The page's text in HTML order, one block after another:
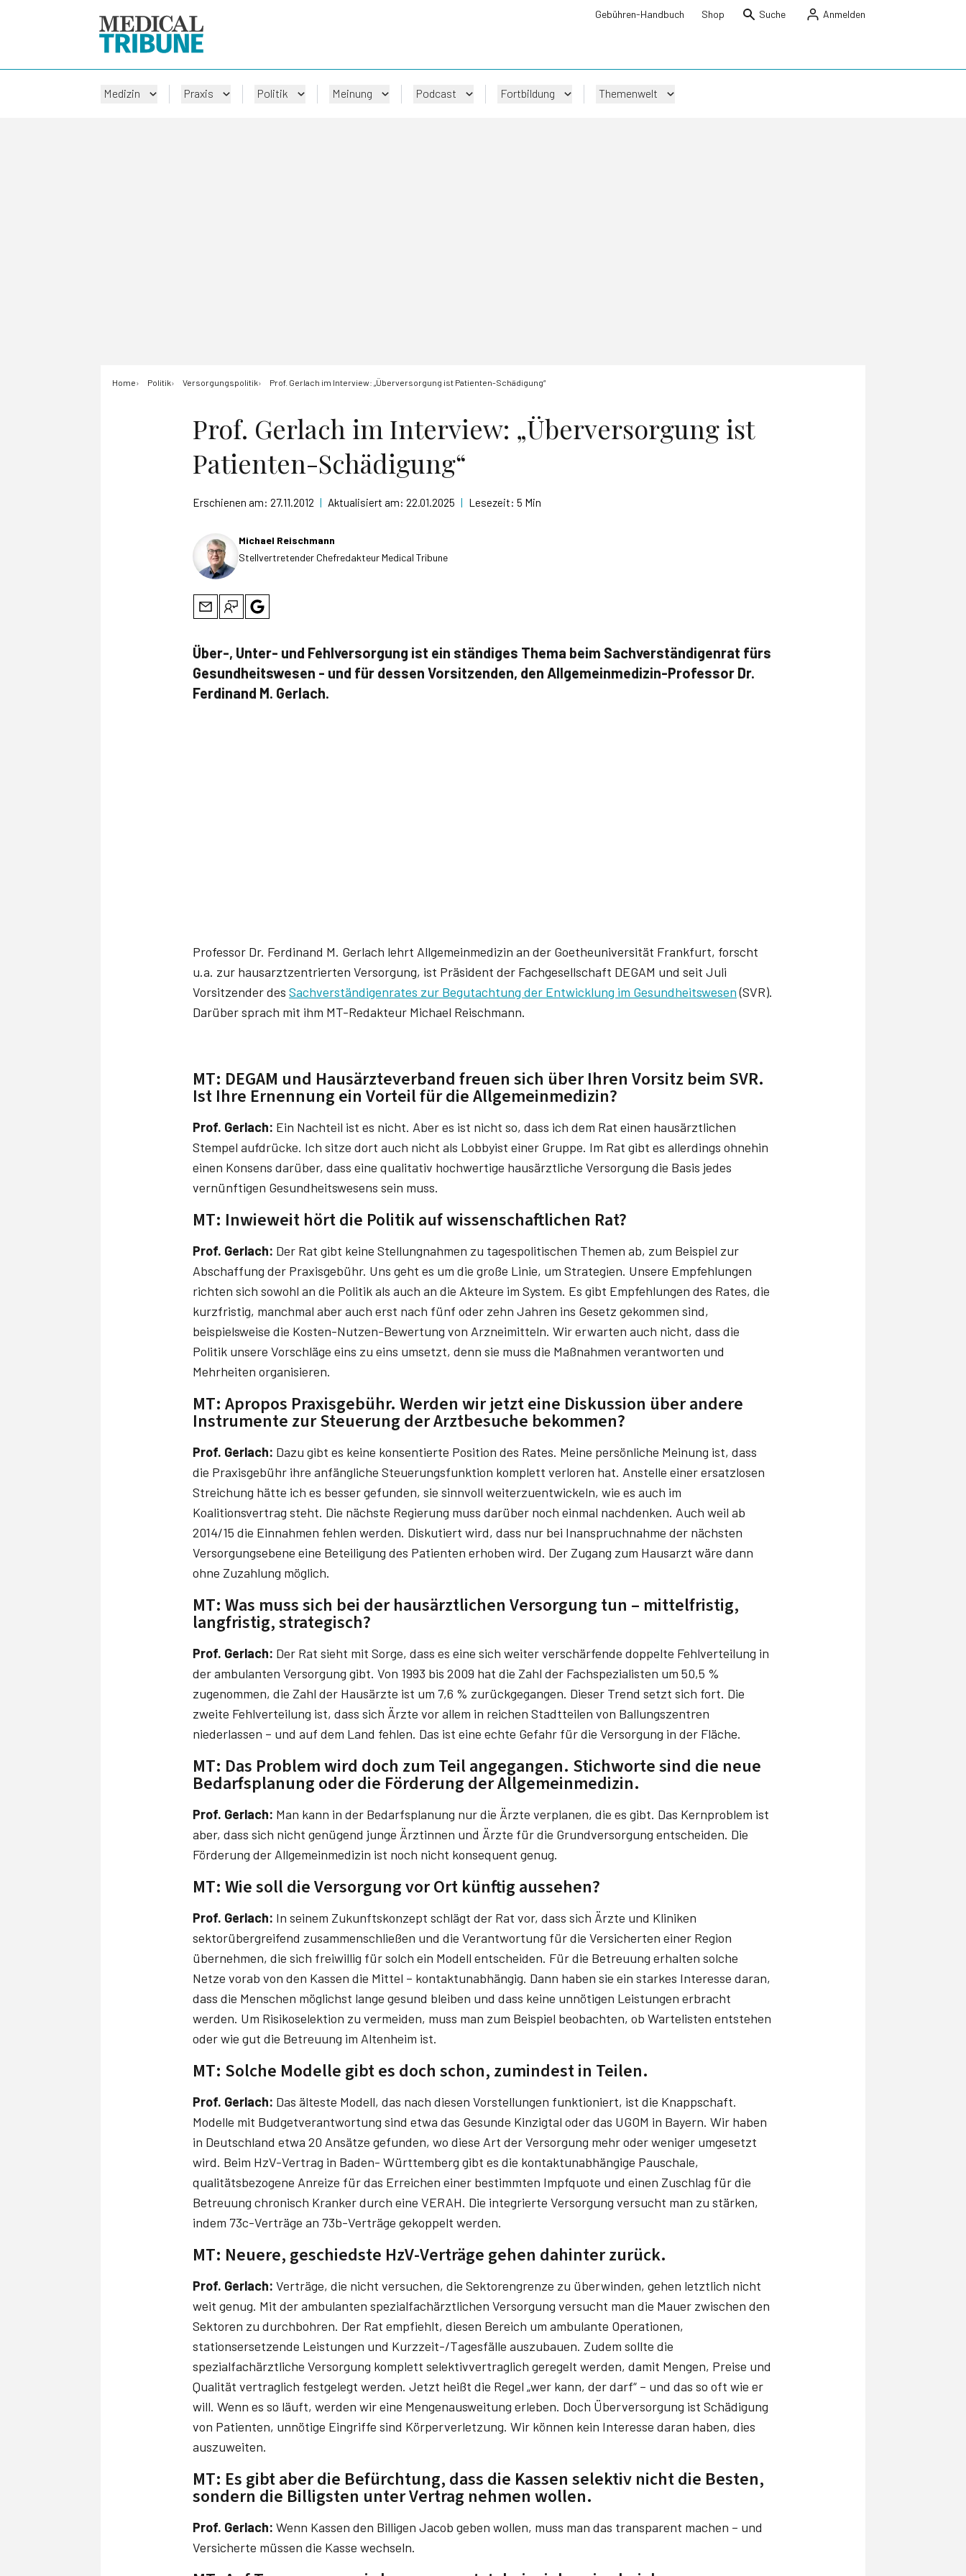
Gebühren-Handbuch Shop Suche Anmelden
Medizin Praxis Politik Meinung Podcast Fortbildung Themenwelt
Home Politik Versorgungspolitik Prof. Gerlach im Interview: „Überversorgung ist Patienten-Schädigung“
Prof. Gerlach im Interview: „Überversorgung ist
Patienten-Schädigung“
Erschienen am: 27.11.2012 | Aktualisiert am: 22.01.2025 | Lesezeit: 5 Min
Michael Reischmann
Stellvertretender Chefredakteur Medical Tribune
Über-, Unter- und Fehlversorgung ist ein ständiges Thema beim Sachverständigenrat fürs
Gesundheitswesen - und für dessen Vorsitzenden, den Allgemeinmedizin-Professor Dr.
Ferdinand M. Gerlach.
Professor Dr. Ferdinand M. Gerlach lehrt Allgemeinmedizin an der Goetheuniversität Frankfurt, forscht
u.a. zur hausarztzentrierten Versorgung, ist Präsident der Fachgesellschaft DEGAM und seit Juli
Vorsitzender des Sachverständigenrates zur Begutachtung der Entwicklung im Gesundheitswesen(SVR).
Darüber sprach mit ihm MT-Redakteur Michael Reischmann.
MT: DEGAM und Hausärzteverband freuen sich über Ihren Vorsitz beim SVR.
Ist Ihre Ernennung ein Vorteil für die Allgemeinmedizin?
Prof. Gerlach: Ein Nachteil ist es nicht. Aber es ist nicht so, dass ich dem Rat einen hausärztlichen
Stempel aufdrücke. Ich sitze dort auch nicht als Lobbyist einer Gruppe. Im Rat gibt es allerdings ohnehin
einen Konsens darüber, dass eine qualitativ hochwertige hausärztliche Versorgung die Basis jedes
vernünftigen Gesundheitswesens sein muss.
MT: Inwieweit hört die Politik auf wissenschaftlichen Rat?
Prof. Gerlach: Der Rat gibt keine Stellungnahmen zu tagespolitischen Themen ab, zum Beispiel zur
Abschaffung der Praxisgebühr. Uns geht es um die große Linie, um Strategien. Unsere Empfehlungen
richten sich sowohl an die Politik als auch an die Akteure im System. Es gibt Empfehlungen des Rates, die
kurzfristig, manchmal aber auch erst nach fünf oder zehn Jahren ins Gesetz gekommen sind,
beispielsweise die Kosten-Nutzen-Bewertung von Arzneimitteln. Wir erwarten auch nicht, dass die
Politik unsere Vorschläge eins zu eins umsetzt, denn sie muss die Maßnahmen verantworten und
Mehrheiten organisieren.
MT: Apropos Praxisgebühr. Werden wir jetzt eine Diskussion über andere
Instrumente zur Steuerung der Arztbesuche bekommen?
Prof. Gerlach: Dazu gibt es keine konsentierte Position des Rates. Meine persönliche Meinung ist, dass
die Praxisgebühr ihre anfängliche Steuerungsfunktion komplett verloren hat. Anstelle einer ersatzlosen
Streichung hätte ich es besser gefunden, sie sinnvoll weiterzuentwickeln, wie es auch im
Koalitionsvertrag steht. Die nächste Regierung muss darüber noch einmal nachdenken. Auch weil ab
2014/15 die Einnahmen fehlen werden. Diskutiert wird, dass nur bei Inanspruchnahme der nächsten
Versorgungsebene eine Beteiligung des Patienten erhoben wird. Der Zugang zum Hausarzt wäre dann
ohne Zuzahlung möglich.
MT: Was muss sich bei der hausärztlichen Versorgung tun – mittelfristig,
langfristig, strategisch?
Prof. Gerlach: Der Rat sieht mit Sorge, dass es eine sich weiter verschärfende doppelte Fehlverteilung in
der ambulanten Versorgung gibt. Von 1993 bis 2009 hat die Zahl der Fachspezialisten um 50,5 %
zugenommen, die Zahl der Hausärzte ist um 7,6 % zurückgegangen. Dieser Trend setzt sich fort. Die
zweite Fehlverteilung ist, dass sich Ärzte vor allem in reichen Stadtteilen von Ballungszentren
niederlassen – und auf dem Land fehlen. Das ist eine echte Gefahr für die Versorgung in der Fläche.
MT: Das Problem wird doch zum Teil angegangen. Stichworte sind die neue
Bedarfsplanung oder die Förderung der Allgemeinmedizin.
Prof. Gerlach: Man kann in der Bedarfsplanung nur die Ärzte verplanen, die es gibt. Das Kernproblem ist
aber, dass sich nicht genügend junge Ärztinnen und Ärzte für die Grundversorgung entscheiden. Die
Förderung der Allgemeinmedizin ist noch nicht konsequent genug.
MT: Wie soll die Versorgung vor Ort künftig aussehen?
Prof. Gerlach: In seinem Zukunftskonzept schlägt der Rat vor, dass sich Ärzte und Kliniken
sektorübergreifend zusammenschließen und die Verantwortung für die Versicherten einer Region
übernehmen, die sich freiwillig für solch ein Modell entscheiden. Für die Betreuung erhalten solche
Netze vorab von den Kassen die Mittel – kontaktunabhängig. Dann haben sie ein starkes Interesse daran,
dass die Menschen möglichst lange gesund bleiben und dass keine unnötigen Leistungen erbracht
werden. Um Risikoselektion zu vermeiden, muss man zum Beispiel beobachten, ob Wartelisten entstehen
oder wie gut die Betreuung im Altenheim ist.
MT: Solche Modelle gibt es doch schon, zumindest in Teilen.
Prof. Gerlach: Das älteste Modell, das nach diesen Vorstellungen funktioniert, ist die Knappschaft.
Modelle mit Budgetverantwortung sind etwa das Gesunde Kinzigtal oder das UGOM in Bayern. Wir haben
in Deutschland etwa 20 Ansätze gefunden, wo diese Art der Versorgung mehr oder weniger umgesetzt
wird. Beim HzV-Vertrag in Baden- Württemberg gibt es die kontaktunabhängige Pauschale,
qualitätsbezogene Anreize für das Erreichen einer bestimmten Impfquote und einen Zuschlag für die
Betreuung chronisch Kranker durch eine VERAH. Die integrierte Versorgung versucht man zu stärken,
indem 73c-Verträge an 73b-Verträge gekoppelt werden.
MT: Neuere, geschiedste HzV-Verträge gehen dahinter zurück.
Prof. Gerlach: Verträge, die nicht versuchen, die Sektorengrenze zu überwinden, gehen letztlich nicht
weit genug. Mit der ambulanten spezialfachärztlichen Versorgung versucht man die Mauer zwischen den
Sektoren zu durchbohren. Der Rat empfiehlt, diesen Bereich um ambulante Operationen,
stationsersetzende Leistungen und Kurzzeit-/Tagesfälle auszubauen. Zudem sollte die
spezialfachärztliche Versorgung komplett selektivvertraglich geregelt werden, damit Mengen, Preise und
Qualität vertraglich festgelegt werden. Jetzt heißt die Regel „wer kann, der darf“ – und das so oft wie er
will. Wenn es so läuft, werden wir eine Mengenausweitung erleben. Doch Überversorgung ist Schädigung
von Patienten, unnötige Eingriffe sind Körperverletzung. Wir können kein Interesse daran haben, dies
auszuweiten.
MT: Es gibt aber die Befürchtung, dass die Kassen selektiv nicht die Besten,
sondern die Billigsten unter Vertrag nehmen wollen.
Prof. Gerlach: Wenn Kassen den Billigen Jacob geben wollen, muss man das transparent machen – und
Versicherte müssen die Kasse wechseln.